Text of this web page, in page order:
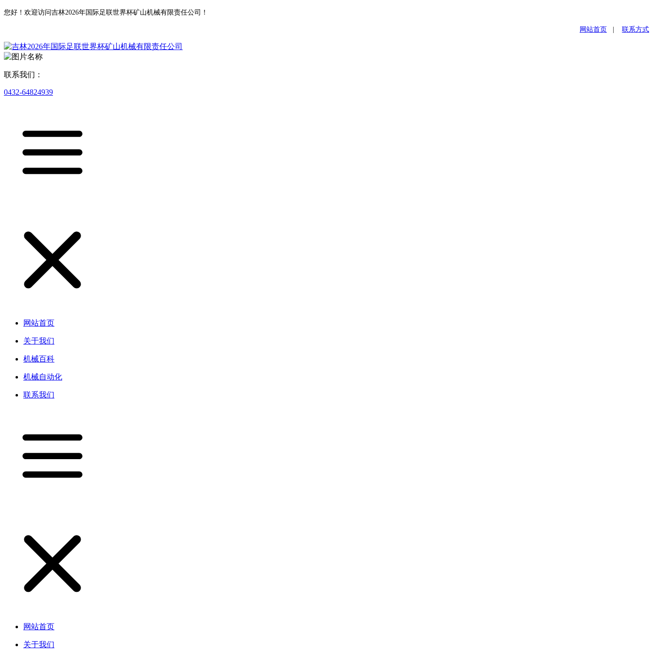
您好！欢迎访问吉林2026年国际足联世界杯矿山机械有限责任公司！
网站首页 联系方式
联系我们：
0432-64824939
网站首页
关于我们
机械百科
机械自动化
联系我们
网站首页
关于我们